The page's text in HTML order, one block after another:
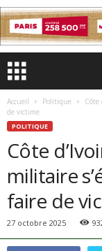
Accueil Politique
Côte
de victime
POLITIQUE
Côte
militaire
faire de
27 octobre 2025